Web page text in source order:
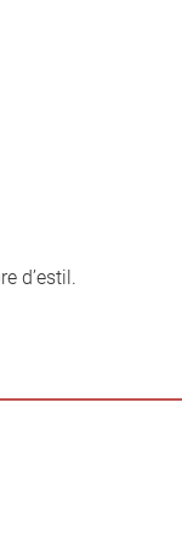
d’estil.